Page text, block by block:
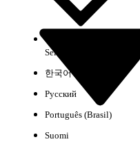
以下是搜尋小祕訣
Select Org
한국어
Русский
Português (Brasil)
Suomi